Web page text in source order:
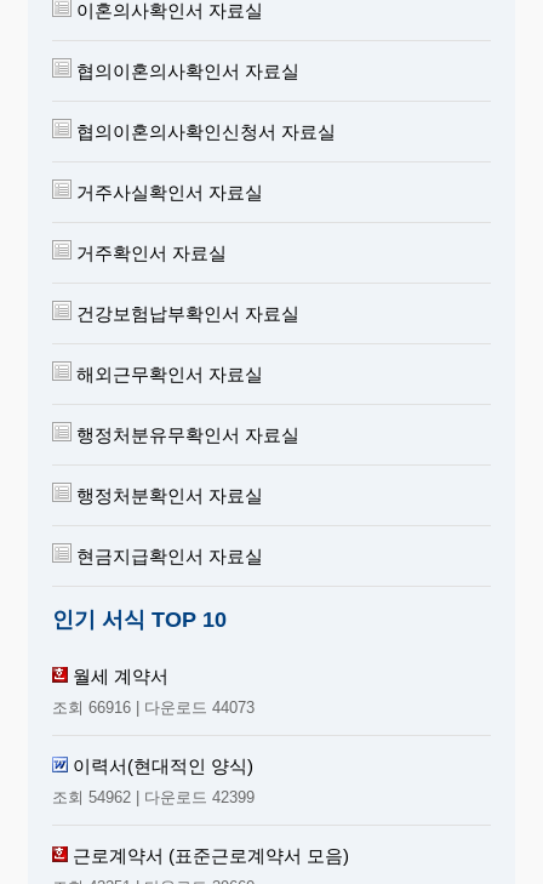
이혼의사확인서 자료실
협의이혼의사확인서 자료실
협의이혼의사확인신청서 자료실
거주사실확인서 자료실
거주확인서 자료실
건강보험납부확인서 자료실
해외근무확인서 자료실
행정처분유무확인서 자료실
행정처분확인서 자료실
현금지급확인서 자료실
인기 서식 TOP 10
월세 계약서
조회 66916 | 다운로드 44073
이력서(현대적인 양식)
조회 54962 | 다운로드 42399
근로계약서 (표준근로계약서 모음)